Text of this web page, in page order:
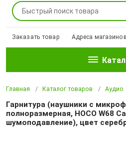
Заказать товар Адреса магазинов
Главная Каталог товаров Аудио
Гарнитура (наушники с
полноразмерная, HOCO W68
шумоподавление), цвет